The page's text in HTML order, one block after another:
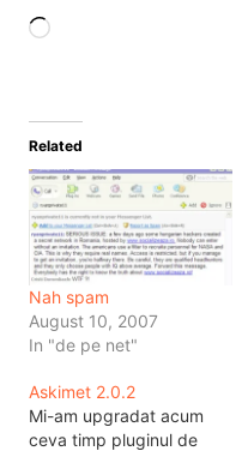
Loading…
Related
Nah spam
August 10, 2007
In "de pe net"
Askimet 2.0.2
Mi-am upgradat acum
ceva timp pluginul de